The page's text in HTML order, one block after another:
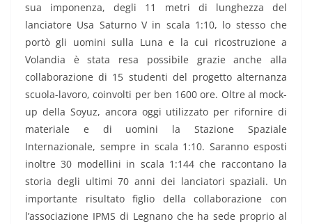
sua imponenza, degli 11 metri di lunghezza del
lanciatore Usa Saturno V in scala 1:10, lo stesso che
portò gli uomini sulla Luna e la cui ricostruzione a
Volandia è stata resa possibile grazie anche alla
collaborazione di 15 studenti del progetto alternanza
scuola-lavoro, coinvolti per ben 1600 ore. Oltre al mock-
up della Soyuz, ancora oggi utilizzato per rifornire di
materiale e di uomini la Stazione Spaziale
Internazionale, sempre in scala 1:10. Saranno esposti
inoltre 30 modellini in scala 1:144 che raccontano la
storia degli ultimi 70 anni dei lanciatori spaziali. Un
importante risultato figlio della collaborazione con
l’associazione IPMS di Legnano che ha sede proprio al